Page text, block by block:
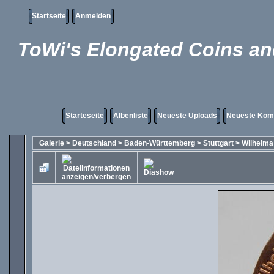
Startseite Anmelden
ToWi's Elongated Coins
Starteseite Albenliste Neueste Uploads Neueste
Galerie > Deutschland > Baden-Württemberg > Stuttgart >